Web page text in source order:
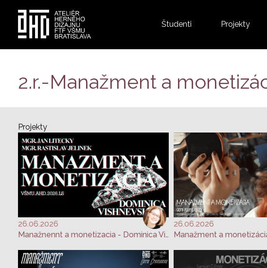
Skočiť
obsah
Top
Študenti Projekty
2.r.-Manažment a
Projekty
26.06.2026
Manažnennt a monetizacia - Dominica Vishnevskaya
26.06.2026